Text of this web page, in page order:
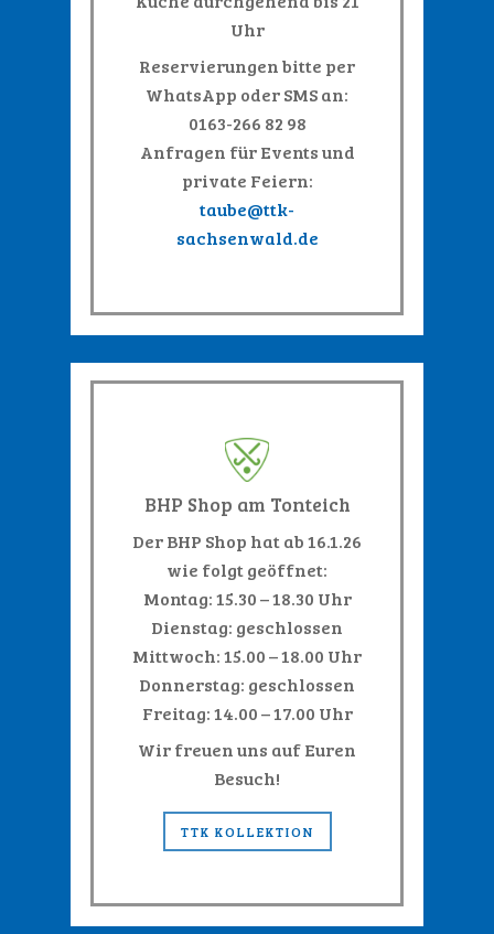
Uhr
Reservierungen bitte per
WhatsApp oder SMS an:
0163-266 82 98
Anfragen für Events und
private Feiern:
taube@ttk-
sachsenwald.de
BHP Shop am Tonteich
Der BHP Shop hat ab 16.1.26
wie folgt geöffnet:
Montag: 15.30 – 18.30 Uhr
Dienstag: geschlossen
Mittwoch: 15.00 – 18.00 Uhr
Donnerstag: geschlossen
Freitag: 14.00 – 17.00 Uhr
Wir freuen uns auf Euren
Besuch!
TTK KOLLEKTION